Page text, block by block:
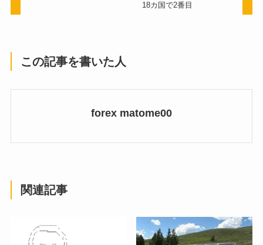
18カ国で2番目
この記事を書いた人
forex matome00
関連記事